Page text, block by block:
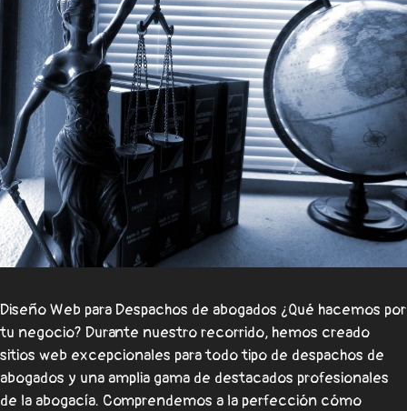
Diseño Web para Despachos de abogados ¿Qué hacemos por
tu negocio? Durante nuestro recorrido, hemos creado
sitios web excepcionales para todo tipo de despachos de
abogados y una amplia gama de destacados profesionales
de la abogacía. Comprendemos a la perfección cómo